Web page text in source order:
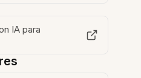
IA para